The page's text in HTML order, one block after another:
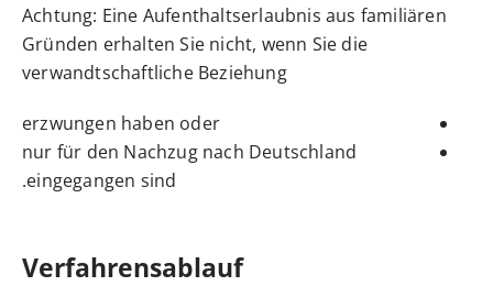
Achtung: Eine Aufenthaltserlaubnis aus familiären
Gründen erhalten Sie nicht, wenn Sie die
verwandtschaftliche Beziehung
erzwungen haben oder
nur für den Nachzug nach Deutschland
eingegangen sind.
Verfahrensablauf